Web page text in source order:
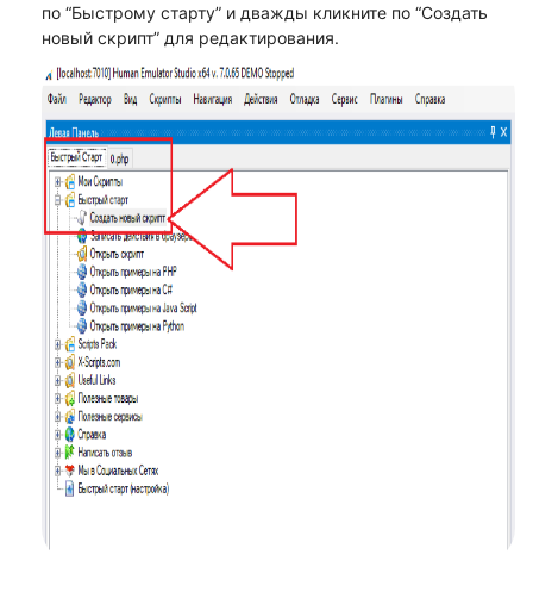
по “Быстрому старту” и дважды кликните по “Создать
новый скрипт” для редактирования.